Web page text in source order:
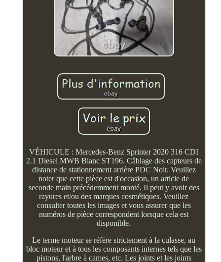
VÉHICULE : Mercedes-Benz Sprinter 2020 316 CDI
2.1 Diesel MWB Blanc ST196. Câblage des capteurs de
distance de stationnement arrière PDC Noir. Veuillez
noter que cette pièce est d'occasion, un article de
seconde main précédemment monté. Il peut y avoir des
rayures et/ou des marques cosmétiques. Veuillez
consulter toutes les images et vous assurer que les
numéros de pièce correspondent lorsque cela est
disponible.
Le terme moteur se réfère strictement à la culasse, au
bloc moteur et à tous les composants internes tels que les
pistons, l'arbre à cames, etc. Les joints et les joints